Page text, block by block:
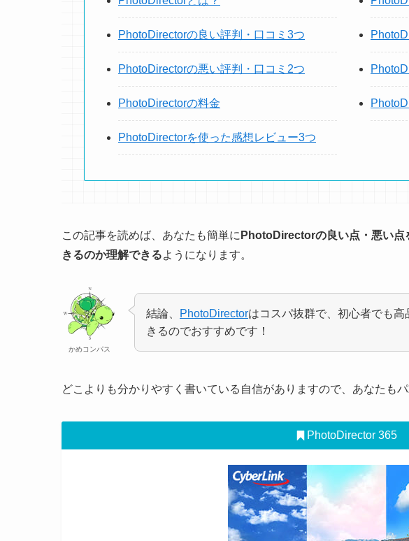
PhotoDirectorの良い評判・口コミ3つ
PhotoDirectorの悪い評判・口コミ2つ
PhotoDirectorの料金
PhotoDirectorを使った感想レビュー3つ
この記事を読めば、あなたも簡単に PhotoDirectorの良い点・悪い点
きるのか理解できるようになります。
かめコンパス
結論、 PhotoDirectorはコスパ抜群で、初心者でも
きるのでおすすめです！
どこよりも分かりやすく書いている自信がありますので、あなたも
PhotoDirector 365